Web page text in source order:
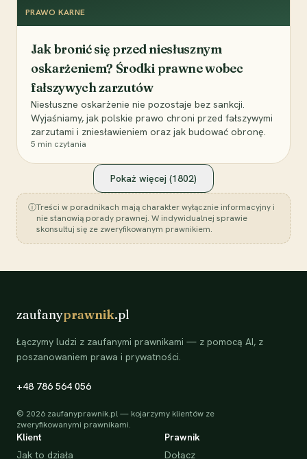
PRAWO KARNE
Jak bronić się przed niesłusznym
oskarżeniem? Środki prawne wobec
fałszywych zarzutów
Niesłuszne oskarżenie nie pozostaje bez sankcji.
Wyjaśniamy, jak polskie prawo chroni przed fałszywymi
zarzutami i zniesławieniem oraz jak budować obronę.
5 min czytania
Pokaż więcej (1802)
ⓘTreści w poradnikach mają charakter wyłącznie informacyjny i
nie stanowią porady prawnej. W indywidualnej sprawie
skonsultuj się ze zweryfikowanym prawnikiem.
zaufanyprawnik.pl
Łączymy ludzi z zaufanymi prawnikami — z pomocą AI, z
poszanowaniem prawa i prywatności.
+48 786 564 056
© 2026 zaufanyprawnik.pl — kojarzymy klientów ze
zweryfikowanymi prawnikami.
Klient
Jak to działa
Prawnik
Dołącz